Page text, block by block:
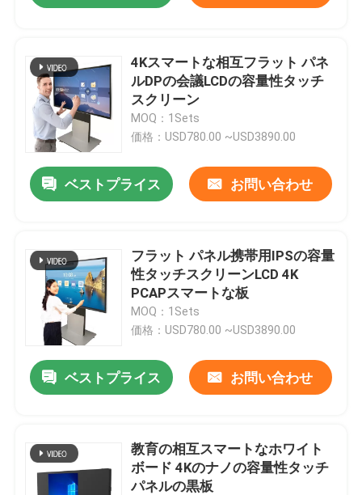
4Kスマートな相互フラット パネ
ルDPの会議LCDの容量性タッチ
スクリーン
MOQ：1Sets
価格：USD780.00 ~USD3890.00
ベストプライス お問い合わせ
フラット パネル携帯用IPSの容量
性タッチスクリーンLCD 4K
PCAPスマートな板
MOQ：1Sets
価格：USD780.00 ~USD3890.00
ベストプライス お問い合わせ
教育の相互スマートなホワイト
ボード 4Kのナノの容量性タッチ
パネルの黒板